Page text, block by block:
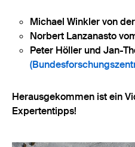
Michael Winkler von
Norbert Lanzanasto
Peter Höller und Jan-
Herausgekommen ist ein
Expertentipps!